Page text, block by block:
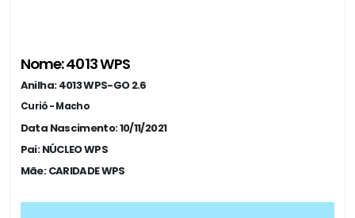
Nome: 4013 WPS
Anilha: 4013 WPS-GO 2.6
Curió - Macho
Data Nascimento: 10/11/2021
Pai: NÚCLEO WPS
Mãe: CARIDADE WPS